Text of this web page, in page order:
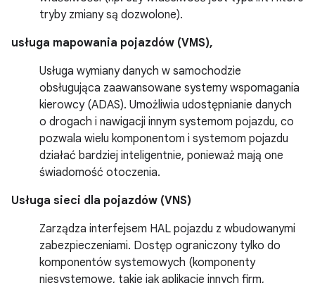
tryby zmiany są dozwolone).
usługa mapowania pojazdów (VMS),
Usługa wymiany danych w samochodzie
obsługująca zaawansowane systemy wspomagania
kierowcy (ADAS). Umożliwia udostępnianie danych
o drogach i nawigacji innym systemom pojazdu, co
pozwala wielu komponentom i systemom pojazdu
działać bardziej inteligentnie, ponieważ mają one
świadomość otoczenia.
Usługa sieci dla pojazdów (VNS)
Zarządza interfejsem HAL pojazdu z wbudowanymi
zabezpieczeniami. Dostęp ograniczony tylko do
komponentów systemowych (komponenty
niesystemowe, takie jak aplikacje innych firm,